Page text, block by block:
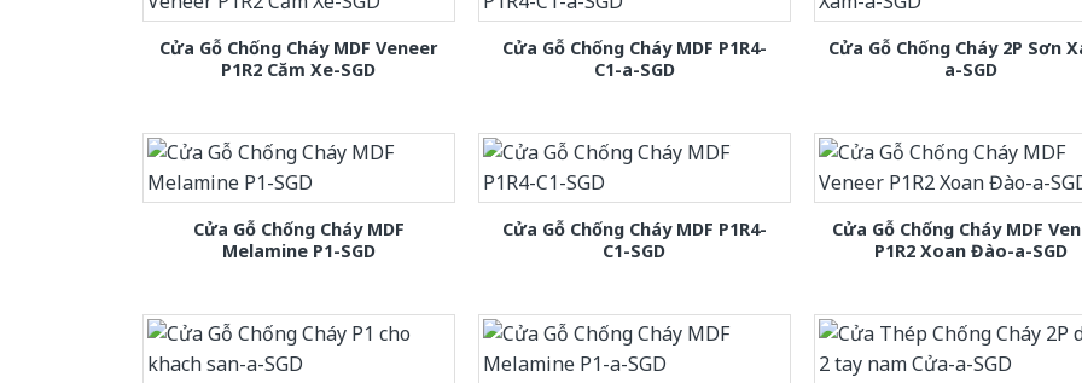
Cửa Gỗ Chống Cháy MDF Veneer
P1R2 Căm Xe-SGD
Cửa Gỗ Chống Cháy MDF P1R4-
C1-a-SGD
Cửa Gỗ Chống Cháy 2P Sơn
a-SGD
Cửa Gỗ Chống Cháy MDF
Melamine P1-SGD
Cửa Gỗ Chống Cháy MDF P1R4-
C1-SGD
Cửa Gỗ Chống Cháy MDF
P1R2 Xoan Đào-a-SGD